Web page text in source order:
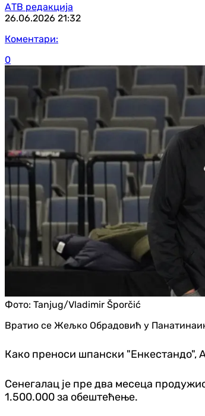
АТВ редакција
26.06.2026 21:32
Коментари:
0
Фото: Tanjug/Vladimir Šporčić
Вратио се Жељко Обрадовић у
Како преноси шпански "Енкестандо",
Сенегалац је пре два месеца
1.500.000 за обештећење.